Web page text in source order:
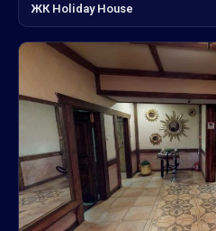
ЖК Holiday House